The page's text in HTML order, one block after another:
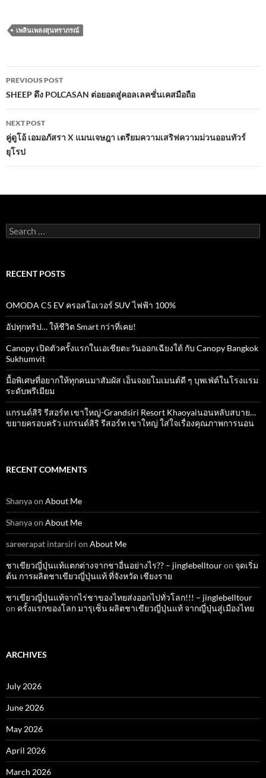
e
b
o
o
k
itt
er
ail
A
p
เพลินเพลงสุนทราภรณ์
Post
navigation
PREVIOUS POST
SHEEP ดึง POLCASAN ต่อยอดสู่คอลเลคชั่นเคสมือถือ
NEXT POST
คู่ดูโอ้ เอมอภัสรา ​X แมนเจษฎา เตรียมความเสริฟความม่วนออนทัวร์
ยุโรป
Search
for:
RECENT POSTS
OMODA C5 EV ครอสโอเวอร์ SUV ไฟฟ้า 100%
อัปทุกทริป… ให้ชีวิต Smart กว่าที่เคย!
Canopy เปิดตัวครั้งแรกในเอเชียตะวันออกเฉียงใต้ กับ Canopy Bangkok
Sukhumvit
มื้อพิเศษที่อยากให้ทุกคนมาสัมผัส เอ็นจอยโมเมนต์ดี ๆ บุพเฟ่ต์ในโรงแรม
ระดับพรีเมียม
แกรนด์สิริ​ รีสอร์ท​ เขาใหญ่​-Grandsiri​ Resort​ Khaoyaiนอนหลับสบาย…
ขยายครอบครัว แกรนด์สิริ รีสอร์ท เขาใหญ่ ใส่ใจเรื่องคุณภาพการนอน
RECENT COMMENTS
Shanyaon About Me
Shanyaon About Me
sareerapat intarsiri on About Me
ชาเขียวญี่ปุ่นแท้แตกต่างจากชาอื่นอย่างไร?? – jinglebelltouron จุดเริ่ม
ต้น การผลิตชาเขียวญี่ปุ่นแท้ ที่จังหวัด เชียงราย
ชาเขียวญี่ปุ่นแท้จากไร่ชาของไทยส่งออกไปทั่วโลก!!! – jinglebelltour
on ครั้งแรกของโลก มารุเซ็น ผลิตชาเขียวญี่ปุ่นแท้ จากญี่ปุ่นสู่เมืองไทย
ARCHIVES
July 2026
June 2026
May 2026
April 2026
March 2026